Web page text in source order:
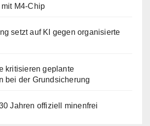
M4-Chip
setzt auf KI gegen organisierte
kritisieren geplante
bei der Grundsicherung
Jahren offiziell minenfrei